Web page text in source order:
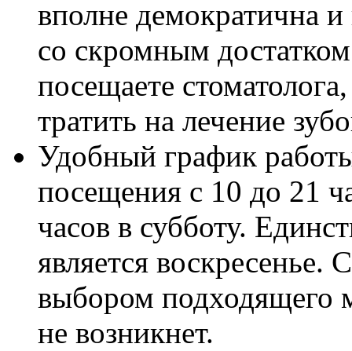
вполне демократична
со скромным
посещаете
тратить на лечение
Удобный график
посещения с 10 до 21
часов в субботу.
является воскресенье.
выбором подходящего
не возникнет.